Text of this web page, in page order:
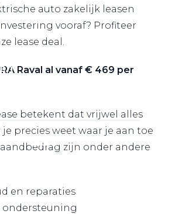
rijden
auto zakelijk leasen
vooraf? Profiteer
lease deal.
Raval al vanaf € 469 per
betekent dat vrijwel alles
precies weet waar je aan toe
zijn onder andere
en reparaties
ondersteuning